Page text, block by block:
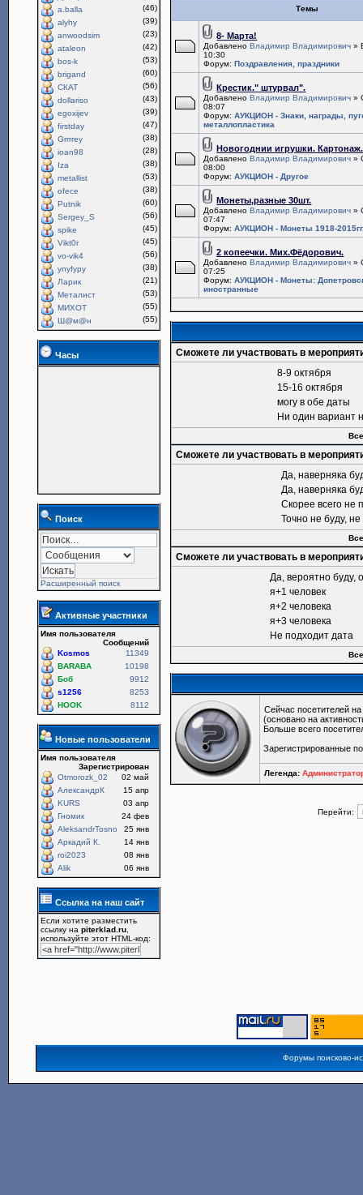
a.balla
(46)
alyhy
(39)
anwoodsim
(23)
ataleon
(42)
bos-k
(53)
brigand
(60)
СКАТ
(56)
dollariso
(43)
egoxijev
(39)
firstday
(47)
Grrrrey
(38)
ioan98
(28)
Iza
(38)
metallist
(53)
ofece
(38)
Putnik
(60)
Sergey_S
(56)
spike
(45)
Vikt0r
(45)
vo-vik4
(56)
ynyfypy
(38)
Ларик
(21)
Металист
(53)
МИХОТ
(55)
Ш@м@н
(55)
Часы
Поиск
Расширенный поиск
Активные участники
Имя пользователя
Сообщений
Kosmos
11349
BARABA
10198
Боб
9912
s1256
8253
HOOK
8112
Новые пользователи
Имя пользователя
Зарегистрирован
Otmorozk_02
02 май
АлександрК
15 апр
KURS
03 апр
Гномик
24 фев
AleksandrTosno
25 янв
Аркадий К.
14 янв
roi2023
08 янв
Alik
06 янв
Ссылка на наш сайт
Если хотите разместить
ссылку наpiterklad.ru
используйте этот HTML-код:
Темы
8- Марта!
ДобавленоВладимир Владимирович »
10:30
Форум:Поздравления, праздники
Крестик." штурвал".
ДобавленоВладимир Владимирович »
08:07
Форум:АУКЦИОН - Знаки, награды,
металлопластика
Новогоднии игрушки. Картонаж.
ДобавленоВладимир Владимирович »
08:00
Форум:АУКЦИОН - Другое
Монеты,разные 30шт.
ДобавленоВладимир Владимирович »
07:47
Форум:АУКЦИОН - Монеты 1918-
2 копеечки. Мих.Фёдорович.
ДобавленоВладимир Владимирович »
07:25
Форум:АУКЦИОН - Монеты:
иностранные
Сможете ли участвовать в
8-9 октября
15-16 октября
могу в обе даты
Ни один вариант
Сможете ли участвовать в
Да, наверняка
Да, наверняка
Скорее всего не
Точно не буду,
Сможете ли участвовать в
Да, вероятно буду,
я+1 человек
я+2 человека
я+3 человека
Не подходит дата
Сейчас посетителей
(основано на
Больше всего
Зарегистрированные
Легенда:
Перейти:
Форумы поисково-